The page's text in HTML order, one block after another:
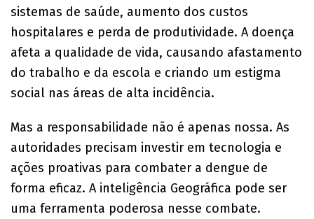
sistemas de saúde, aumento dos custos
hospitalares e perda de produtividade. A doença
afeta a qualidade de vida, causando afastamento
do trabalho e da escola e criando um estigma
social nas áreas de alta incidência.
Mas a responsabilidade não é apenas nossa. As
autoridades precisam investir em tecnologia e
ações proativas para combater a dengue de
forma eficaz. A inteligência Geográfica pode ser
uma ferramenta poderosa nesse combate.